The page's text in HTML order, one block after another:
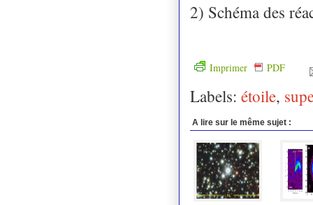
2) Schéma des
Imprimer PDF
Labels: étoile,
A lire sur le même sujet :